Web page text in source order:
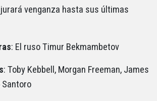
venganza hasta sus últimas
: El ruso Timur Bekmambetov
: Toby Kebbell, Morgan Freeman, James
Santoro